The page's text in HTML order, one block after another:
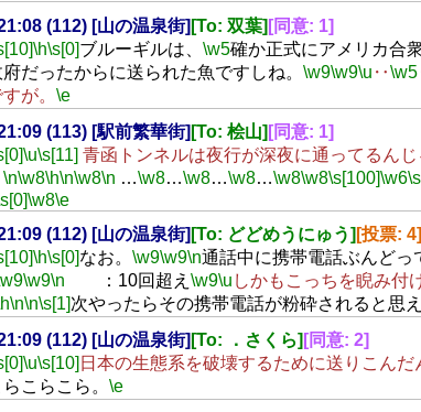
(112) [山の温泉街] [To: 双葉] [同意: 1]
\h\s[0]ブルーギルは、 \w5確か正式にアメリカ合
だったからに送られた魚ですしね。 \w9\w9\u ‥\w5
が。 \e
(113) [駅前繁華街] [To: 桧山] [同意: 1]
\u\s[11] 青函トンネルは夜行が深夜に通ってるん
\n\w8\h\n\w8\n …\w8…\w8…\w8…\w8\w8\s[100]\w6
\w8\e
(112) [山の温泉街] [To: どどめうにゅう] [投票: 4]
\h\s[0]なお。 \w9\w9\n通話中に携帯電話ぶんどっ
\w9\n ：10回超え \w9\u しかもこっちを睨み付
\n\n\s[1]次やったらその携帯電話が粉砕されると思え
(112) [山の温泉街] [To: ．さくら] [同意: 2]
\u\s[10] 日本の生態系を破壊するために送りこんだ
こらこら。 \e